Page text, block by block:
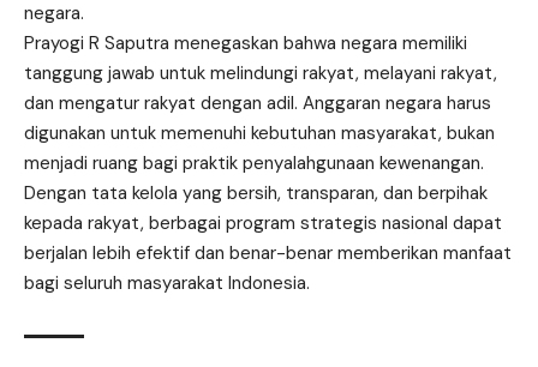
negara.
Prayogi R Saputra menegaskan bahwa negara memiliki
tanggung jawab untuk melindungi rakyat, melayani rakyat,
dan mengatur rakyat dengan adil. Anggaran negara harus
digunakan untuk memenuhi kebutuhan masyarakat, bukan
menjadi ruang bagi praktik penyalahgunaan kewenangan.
Dengan tata kelola yang bersih, transparan, dan berpihak
kepada rakyat, berbagai program strategis nasional dapat
berjalan lebih efektif dan benar-benar memberikan manfaat
bagi seluruh masyarakat Indonesia.